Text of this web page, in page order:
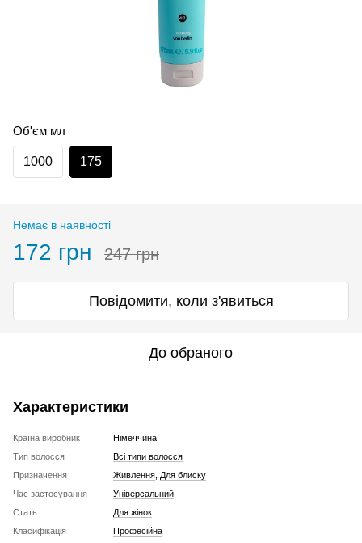
Об'єм мл
1000 175
Немає в наявності
172 грн 247 грн
Повідомити, коли з'явиться
До обраного
Характеристики
Країна виробник
Німеччина
Тип волосся
Всі типи волосся
Призначення
Живлення Для блиску
Час застосування
Універсальний
Стать
Для жінок
Класифікація
Професійна